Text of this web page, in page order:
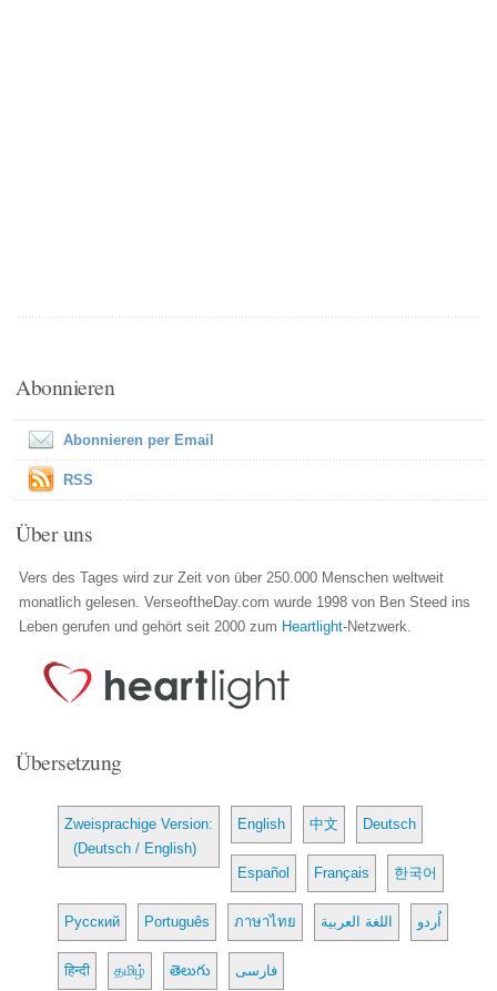
Abonnieren
Abonnieren per Email
RSS
Über uns
Vers des Tages wird zur Zeit von über 250.000 Menschen weltweit
monatlich gelesen. VerseoftheDay.com wurde 1998 von Ben Steed ins
Leben gerufen und gehört seit 2000 zum Heartlight-Netzwerk.
Übersetzung
Zweisprachige Version:
(Deutsch / English)
English 中文 Deutsch
Español Français 한국어
Русский Português ภาษาไทย اللغة العربية اُردو
हिन्दी தமிழ் తెలుగు فارسی